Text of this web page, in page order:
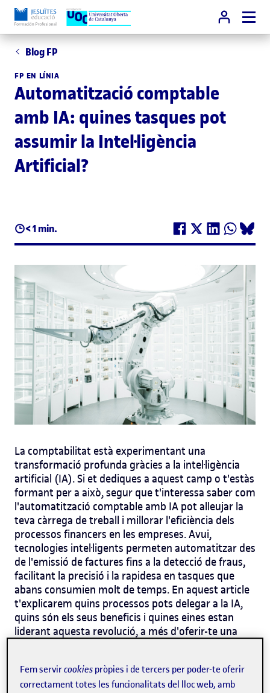
Blog FP
FP EN LÍNIA
Automatització comptable
amb IA: quines tasques pot
assumir la Intel·ligència
Artificial?
< 1 min.
La comptabilitat està experimentant una
transformació profunda gràcies a la intel·ligència
artificial (IA). Si et dediques a aquest camp o t'estàs
formant per a això, segur que t'interessa saber com
l'automatització comptable amb IA pot alleujar la
teva càrrega de treball i millorar l'eficiència dels
processos financers en les empreses. Avui,
tecnologies intel·ligents permeten automatitzar des
de l'emissió de factures fins a la detecció de fraus,
facilitant la precisió i la rapidesa en tasques que
abans consumien molt de temps. En aquest article
t'explicarem quins processos pots delegar a la IA,
quins són els seus beneficis i quines eines estan
liderant aquesta revolució, a més d'oferir-te una
aquesta transformació.
Fem servircookies pròpies i de tercers per poder-te oferir
correctament totes les funcionalitats del lloc web, amb